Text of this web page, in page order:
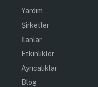
Yardım
Şirketler
İlanlar
Etkinlikler
Ayrıcalıklar
Blog